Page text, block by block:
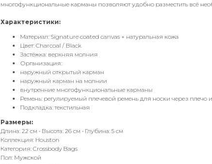
многофункциональные карманы позволяют удобно разместить всё
Характеристики:
Материал: Signature coated canvas + натуральная кожа
Цвет: Charcoal / Black
Застёжка: верхняя молния
Организация:
наружный открытый карман
наружный карман на молнии
внутренние многофункциональные карманы
Ремень: регулируемый плечевой ремень для носки через плечо
Подкладка: текстильная
Размеры:
Длина: 22 см • Высота: 26 см • Глубина: 5 см
Коллекция: Houston
Категория: Crossbody Bags
Пол: Мужской